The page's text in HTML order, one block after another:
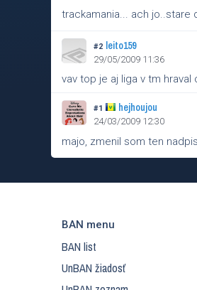
trackamania... ach jo..stare
#2 leito159
29/05/2009 11:36
vav top je aj liga v tm
#1 hejhoujou
24/03/2009 12:30
majo, zmenil som ten
BAN menu
BAN list
UnBAN žiadosť